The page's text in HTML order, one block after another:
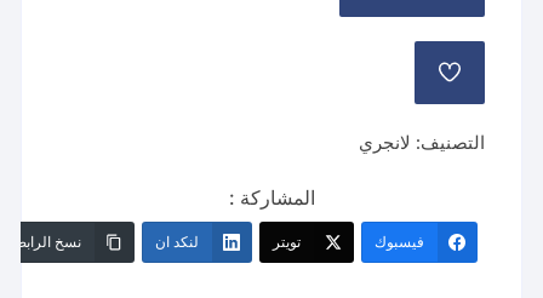
إضافة
الرغبات
التصنيف: لانجري
المشاركة :
فيسبوك تويتر لنكد ان نسخ الرابط